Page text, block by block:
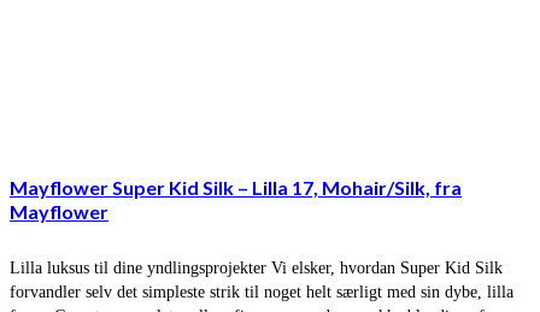
Mayflower Super Kid Silk – Lilla 17, Mohair/Silk, fra
Mayflower
Lilla luksus til dine yndlingsprojekter Vi elsker, hvordan Super Kid Silk
forvandler selv det simpleste strik til noget helt særligt med sin dybe, lilla